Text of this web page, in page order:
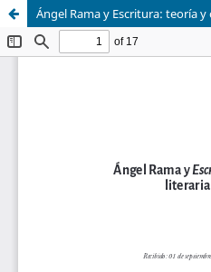
Ángel Rama y Escritura: teoría